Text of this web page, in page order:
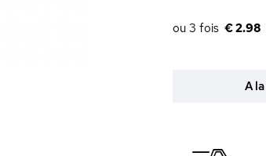
€ 2.98
A